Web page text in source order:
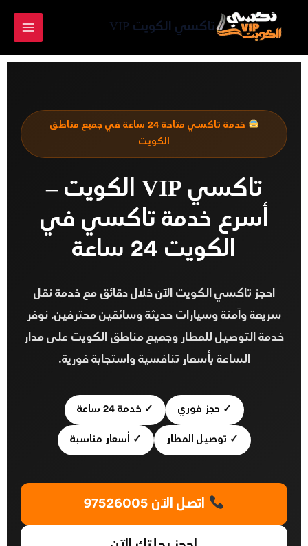
المحتوى
تاكسي الكويت VIP
خدمة تاكسي متاحة 24 ساعة في جميع مناطق
الكويت
تاكسي VIP الكويت –
أسرع خدمة تاكسي في
الكويت 24 ساعة
احجز تاكسي الكويت الآن خلال دقائق مع خدمة نقل
سريعة وآمنة وسيارات حديثة وسائقين محترفين. نوفر
خدمة التوصيل للمطار وجميع مناطق الكويت على مدار
الساعة بأسعار تنافسية واستجابة فورية.
✓ حجز فوري
✓ خدمة 24 ساعة
✓ توصيل المطار
✓ أسعار مناسبة
اتصل الآن 97526005